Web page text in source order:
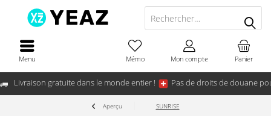
Livraison gratuite dans le monde entier ! Pas de droits de douane
Menu Panier
Mémo Mon compte
Aperçu SUNRISE